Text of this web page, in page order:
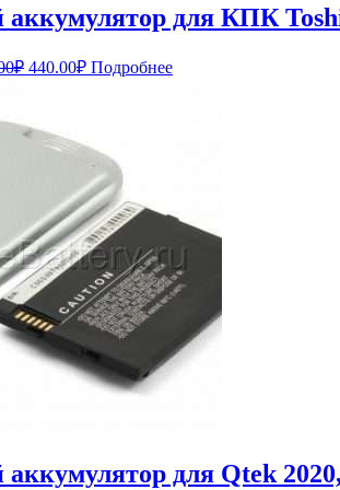
для КПК
₽ Первоначальная
484.00₽.
440.00₽Текущая
цена:
Подробнее
для Qtek